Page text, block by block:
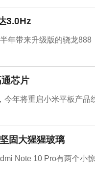
3.0Hz
年带来升级版的骁龙
芯片
年将重启小米平板产品
固大猩猩玻璃
Note 10 Pro有两个小